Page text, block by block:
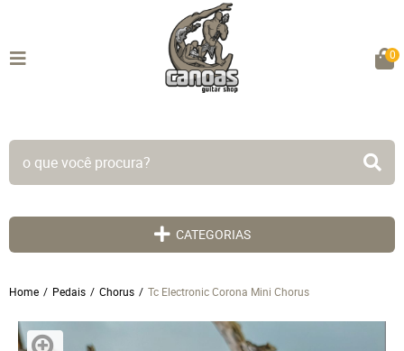
TODO SITE EM ATÉ 5X SEM JUROS!
0
CATEGORIAS
Home Pedais Chorus Tc Electronic Corona Mini Chorus